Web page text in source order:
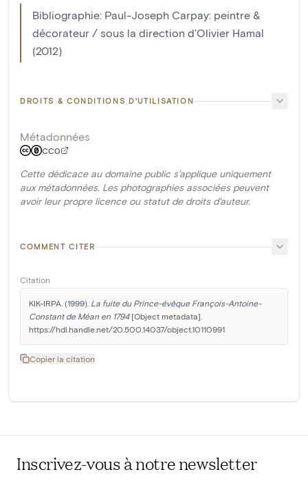
Bibliographie: Paul-Joseph Carpay: peintre &
décorateur / sous la direction d'Olivier Hamal
(2012)
DROITS & CONDITIONS D'UTILISATION
Métadonnées
CC0
Cette dédicace au domaine public s'applique uniquement
aux métadonnées. Les photographies associées peuvent
avoir leur propre licence ou statut de droits d'auteur.
COMMENT CITER
Citation
KIK-IRPA. (1999). La fuite du Prince-évêque François-Antoine-
Constant de Méan en 1794 [Object metadata].
https://hdl.handle.net/20.500.14037/object.10110991
Copier la citation
Inscrivez-vous à notre newsletter